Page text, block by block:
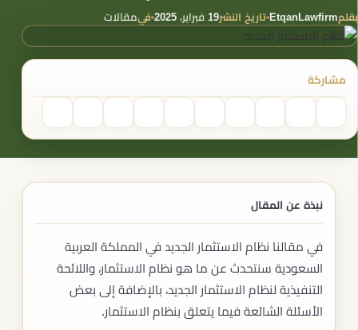
بقلمEtqanLawfirm تاريخ النشر19 فبراير، 2025 فيمقالات
مشاركة
نبذة عن المقال
في مقالنا نظام الاستثمار الجديد في المملكة العربية
السعودية سنتحدث عن ما هو نظام الاستثمار، واللائحة
التنفيذية لنظام الاستثمار الجديد، بالإضافة إلى بعض
الأسئلة الشائعة فيما يتعلق بنظام الاستثمار.